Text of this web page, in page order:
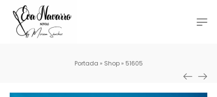
Portada » Shop» 51605